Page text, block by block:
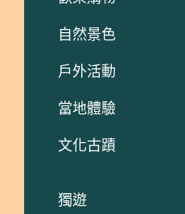
自然景色
戶外活動
當地體驗
文化古蹟
獨遊